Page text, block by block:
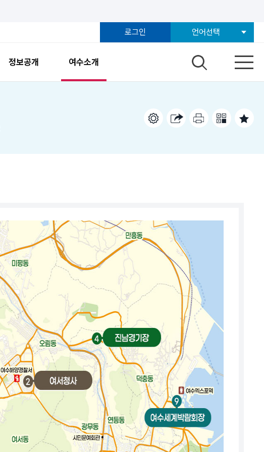
로그인 언어선택
정보공개 여수소개